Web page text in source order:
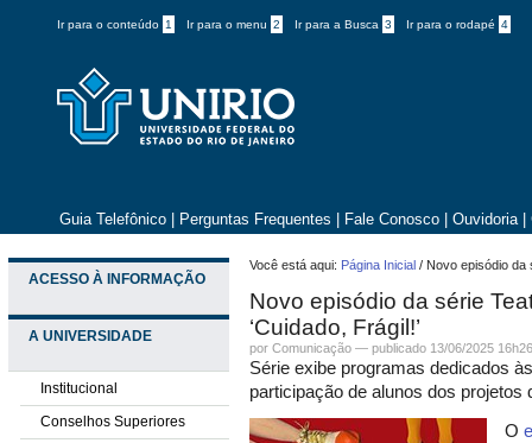
Ir para o conteúdo 1 Ir para o menu 2 Ir para a Busca 3 Ir para o rodapé 4
Guia Telefônico Perguntas Frequentes Fale Conosco Ouvidoria
ACESSO À INFORMAÇÃO
A UNIVERSIDADE
Institucional
Conselhos Superiores
Você está aqui: Página Inicial / Novo episódio da
Novo episódio da série
‘Cuidado, Frágil!’
porComunicação —publicado 13/06/2025
Série exibe programas dedicados
participação de alunos dos projetos
O